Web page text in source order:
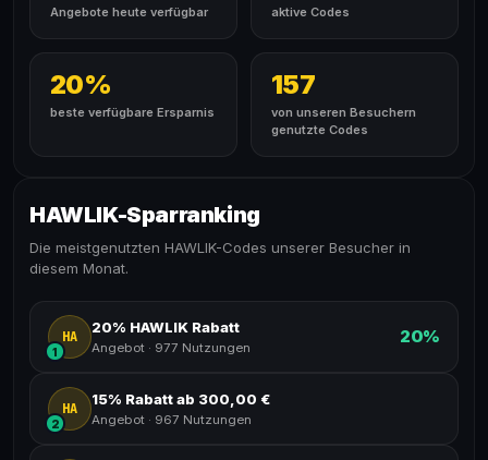
Angebote heute verfügbar aktive Codes
20%
beste verfügbare Ersparnis
157
von unseren Besuchern
genutzte Codes
HAWLIK-Sparranking
Die meistgenutzten HAWLIK-Codes unserer Besucher in
diesem Monat.
HA
1
20% HAWLIK Rabatt
Angebot · 977 Nutzungen
20%
HA
2
15% Rabatt ab 300,00 €
Angebot · 967 Nutzungen